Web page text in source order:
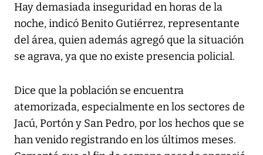
Hay demasiada inseguridad en horas de la
noche, indicó Benito Gutiérrez, representante
del área, quien además agregó que la situación
se agrava, ya que no existe presencia policial.
Dice que la población se encuentra
atemorizada, especialmente en los sectores de
Jacú, Portón y San Pedro, por los hechos que se
han venido registrando en los últimos meses.